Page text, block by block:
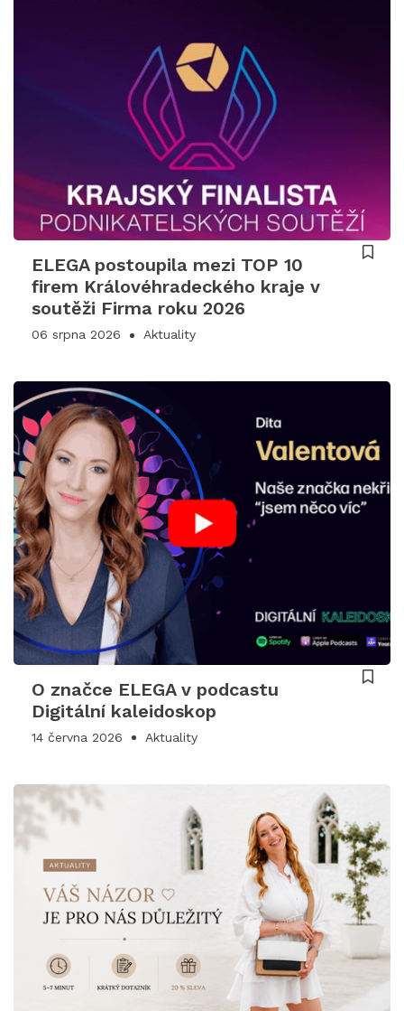
ELEGA postoupila mezi TOP 10
firem Královéhradeckého kraje v
soutěži Firma roku 2026
06 srpna 2026 Aktuality
O značce ELEGA v podcastu
Digitální kaleidoskop
14 června 2026 Aktuality